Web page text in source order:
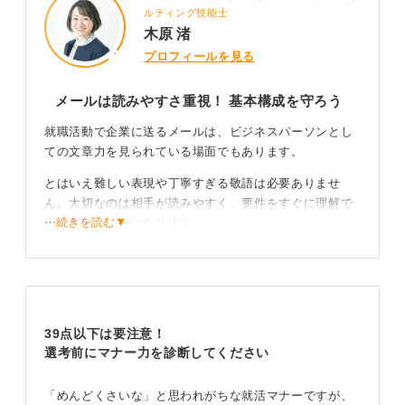
ルティング技能士
木原 渚
プロフィールを見る
メールは読みやすさ重視！ 基本構成を守ろう
就職活動で企業に送るメールは、ビジネスパーソンとし
ての文章力を見られている場面でもあります。
とはいえ難しい表現や丁寧すぎる敬語は必要ありませ
ん。大切なのは相手が読みやすく、要件をすぐに理解で
きるということになります。
を意識していきましょう。面接日程の調整などは、候補
日を箇条書きにすると親切です。
誤字脱字チェックを徹底！ 簡潔・正確・丁寧を心掛
⋯続きを読む▼
39点以下は要注意！
選考前にマナー力を診断してください
「めんどくさいな」と思われがちな就活マナーですが、